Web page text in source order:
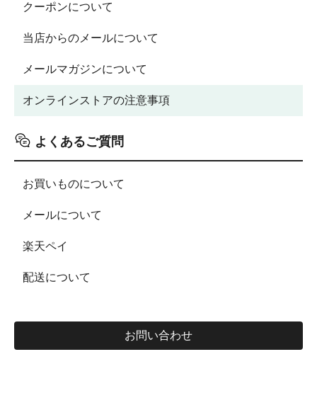
クーポンについて
当店からのメールについて
メールマガジンについて
オンラインストアの注意事項
よくあるご質問
お買いものについて
メールについて
楽天ペイ
配送について
お問い合わせ